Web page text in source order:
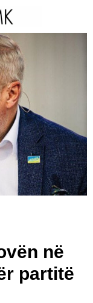
në
partitë